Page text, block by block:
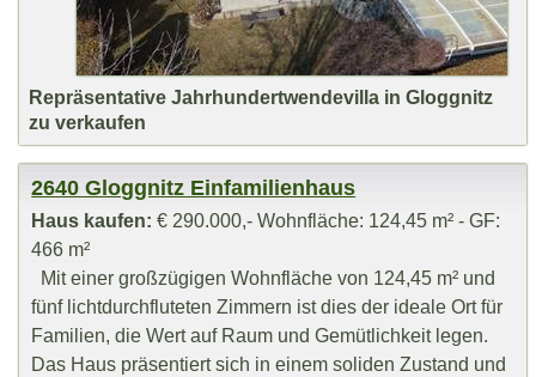
Repräsentative Jahrhundertwendevilla in Gloggnitz
zu verkaufen
2640 Gloggnitz Einfamilienhaus
Haus kaufen: € 290.000,- Wohnfläche: 124,45 m² - GF:
466 m²
Mit einer großzügigen Wohnfläche von 124,45 m² und
fünf lichtdurchfluteten Zimmern ist dies der ideale Ort für
Familien, die Wert auf Raum und Gemütlichkeit legen.
Das Haus präsentiert sich in einem soliden Zustand und